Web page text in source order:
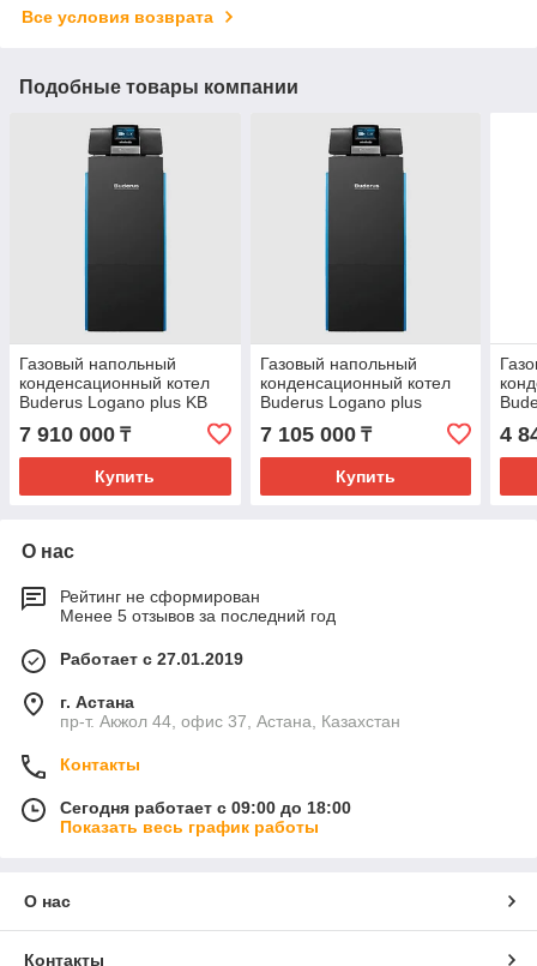
Все условия возврата
Подобные товары компании
Газовый напольный
конденсационный котел
Buderus Logano plus KB
7 910 000 ₸
Купить
Газовый напольный
конденсационный котел
Buderus Logano plus
7 105 000₸
Купить
4
О нас
Рейтинг не сформирован
Менее 5 отзывов за последний год
Работает с 27.01.2019
г. Астана
пр-т. Акжол 44, офис 37, Астана, Казахстан
Контакты
Сегодня работает с 09:00 до 18:00
Показать весь график работы
О нас
Контакты